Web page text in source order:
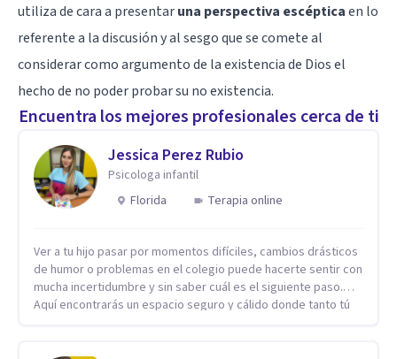
utiliza de cara a presentaruna perspectiva escépticaen lo
referente a la discusión y al sesgo que se comete al
considerar como argumento de la existencia de Dios el
hecho de no poder probar su no existencia.
Encuentra los mejores profesionales cerca de ti
Jessica Perez Rubio
Psicologa infantil
Florida
Terapia online
Ver a tu hijo pasar por momentos difíciles, cambios drásticos
de humor o problemas en el colegio puede hacerte sentir con
mucha incertidumbre y sin saber cuál es el siguiente paso.
Aquí encontrarás un espacio seguro y cálido donde tanto tú